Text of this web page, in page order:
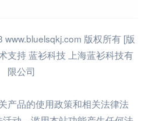
版权所有 [版
支持 蓝衫科技 上海蓝衫科技有
限公司
产品的使用政策和相关法律法